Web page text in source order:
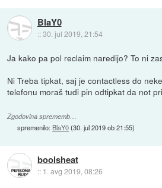
BlaY0
::30. jul 2019, 21:54
Ja kako pa pol reclaim naredijo? To ni
Ni Treba tipkat, saj je contactless do
telefonu moraš tudi pin odtipkat da not
Zgodovina sprememb…
spremenilo: BlaY0(30. jul 2019 ob 21:55)
boolsheat
:: 1. avg 2019, 08:26